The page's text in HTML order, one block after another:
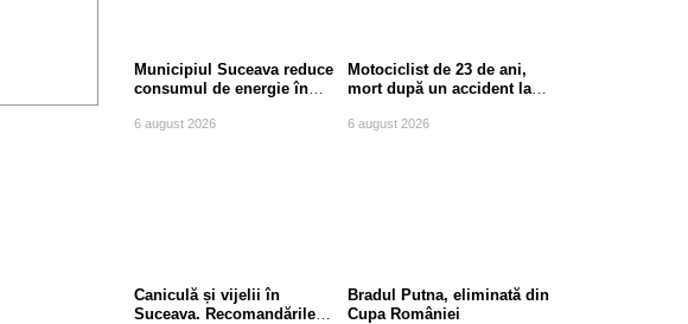
Municipiul Suceava reduce
consumul de energie în
6 august 2026
Motociclist de 23 de ani,
mort după un accident la
6 august 2026
Caniculă și vijelii în
Suceava. Recomandările
Bradul Putna, eliminată din
Cupa României